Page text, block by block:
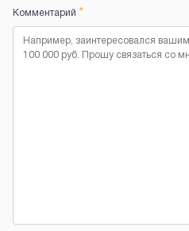
Комментарий *